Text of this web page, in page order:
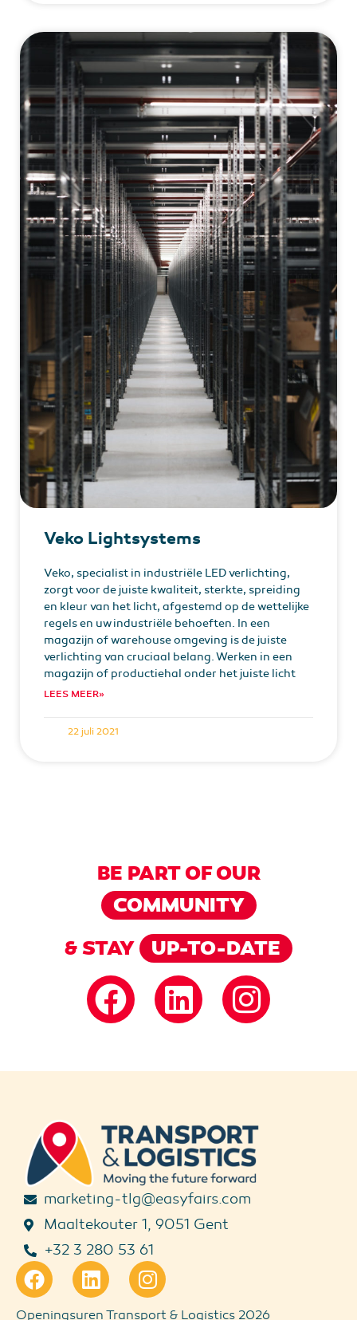
Veko Lightsystems
Veko, specialist in industriële LED verlichting,
zorgt voor de juiste kwaliteit, sterkte, spreiding
en kleur van het licht, afgestemd op de wettelijke
regels en uw industriële behoeften. In een
magazijn of warehouse omgeving is de juiste
verlichting van cruciaal belang. Werken in een
magazijn of productiehal onder het juiste licht
LEES MEER»
22 juli 2021
BE PART OF OUR
COMMUNITY
& STAY
UP-TO-DATE
marketing-tlg@easyfairs.com
Maaltekouter 1, 9051 Gent
+32 3 280 53 61
Openingsuren Transport & Logistics 2026